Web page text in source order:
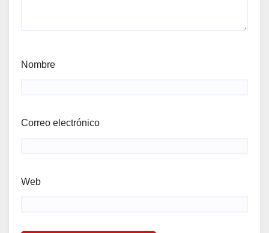
Nombre
Correo electrónico
Web